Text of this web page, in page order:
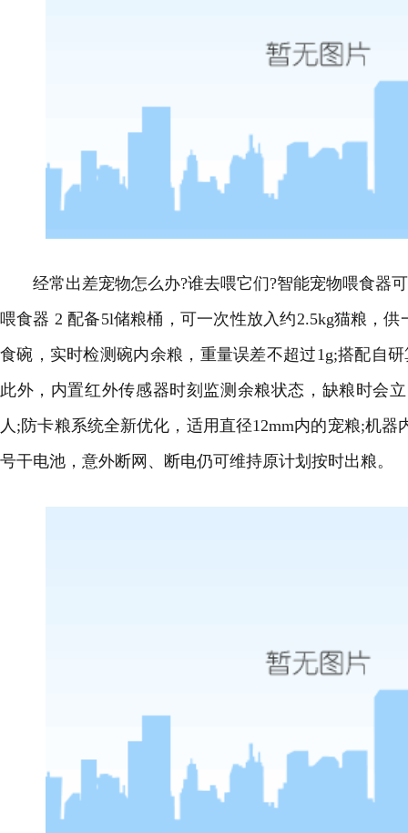
经常出差宠物怎么办?谁去喂它们?智能宠物喂食器
喂食器 2 配备5l储粮桶，可一次性放入约2.5kg猫粮，
食碗，实时检测碗内余粮，重量误差不超过1g;搭配自
此外，内置红外传感器时刻监测余粮状态，缺粮时会
人;防卡粮系统全新优化，适用直径12mm内的宠粮;机
号干电池，意外断网、断电仍可维持原计划按时出粮。